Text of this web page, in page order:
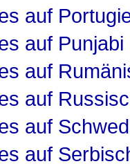
auf
auf Punjabi
auf
auf
auf
auf